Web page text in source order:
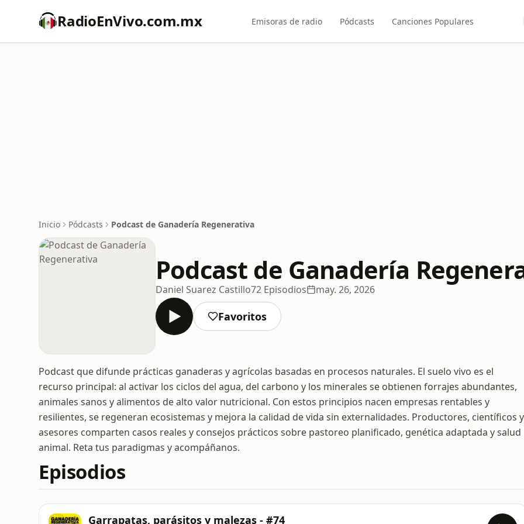
RadioEnVivo.com.mx Emisoras de radio Pódcasts Canciones Populares
Inicio Pódcasts Podcast de Ganadería Regenerativa
Podcast de Ganadería
Daniel Suarez Castillo72 Episodios may. 26, 2026
Favoritos
Podcast que difunde prácticas ganaderas y agrícolas basadas en procesos naturales. El suelo vivo es el
recurso principal: al activar los ciclos del agua, del carbono y los minerales se obtienen forrajes abundantes,
animales sanos y alimentos de alto valor nutricional. Con estos principios nacen empresas rentables y
resilientes, se regeneran ecosistemas y mejora la calidad de vida sin externalidades. Productores, científicos y
asesores comparten casos reales y consejos prácticos sobre pastoreo planificado, genética adaptada y salud
animal. Reta tus paradigmas y acompáñanos.
Episodios
Garrapatas, parásitos y malezas - #74